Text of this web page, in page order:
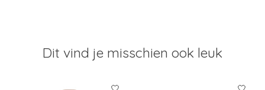
Dit vind je misschien ook leuk
Items van productcarrousel